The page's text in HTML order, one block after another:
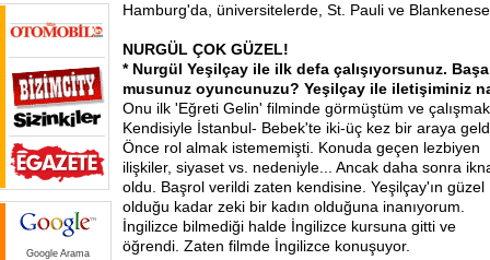
Google Arama
Hamburg'da, üniversitelerde, St. Pauli ve
NURGÜL ÇOK GÜZEL!
* Nurgül Yeşilçay ile ilk defa çalışıyorsunuz.
musunuz oyuncunuzu? Yeşilçay ile iletişiminiz
Onu ilk 'Eğreti Gelin' filminde görmüştüm ve
Kendisiyle İstanbul- Bebek'te iki-üç kez bir araya
Önce rol almak istememişti. Konuda geçen lezbiyen
ilişkiler, siyaset vs. nedeniyle... Ancak daha sonra
oldu. Başrol verildi zaten kendisine. Yeşilçay'ın güzel
olduğu kadar zeki bir kadın olduğuna inanıyorum.
İngilizce bilmediği halde İngilizce kursuna gitti ve
öğrendi. Zaten filmde İngilizce konuşuyor.